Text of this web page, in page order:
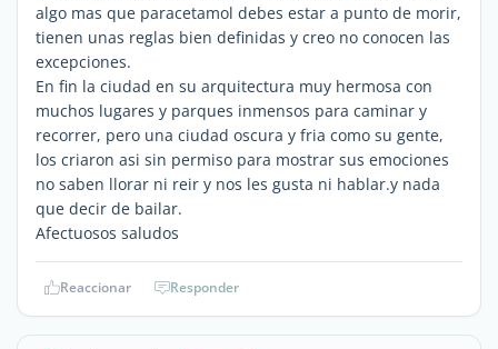
algo mas que paracetamol debes estar a punto de morir,
tienen unas reglas bien definidas y creo no conocen las
excepciones.
En fin la ciudad en su arquitectura muy hermosa con
muchos lugares y parques inmensos para caminar y
recorrer, pero una ciudad oscura y fria como su gente,
los criaron asi sin permiso para mostrar sus emociones
no saben llorar ni reir y nos les gusta ni hablar.y nada
que decir de bailar.
Afectuosos saludos
Reaccionar Responder